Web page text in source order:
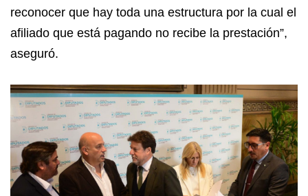
reconocer que hay toda una estructura por la cual el
afiliado que está pagando no recibe la prestación”,
aseguró.